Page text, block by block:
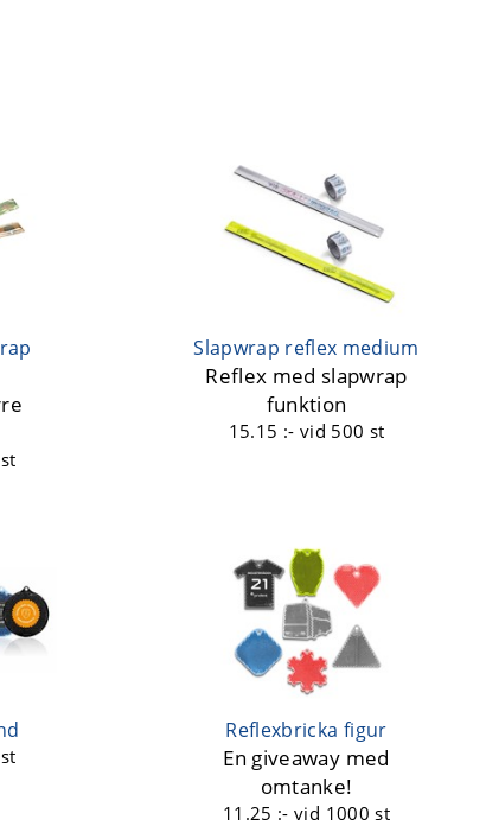
Slapwrap reflex medium
Reflex med slapwrap
funktion
15.15 :- vid 500 st
Reflexbricka figur
En giveaway med
omtanke!
11.25 :-vid 1000 st